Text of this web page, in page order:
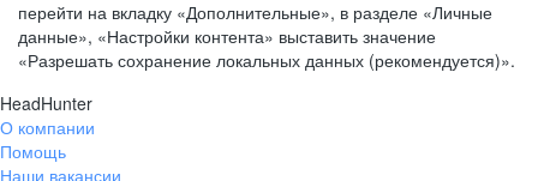
перейти на вкладку «Дополнительные», в разделе «Личные
данные», «Настройки контента» выставить значение
«Разрешать сохранение локальных данных (рекомендуется)».
HeadHunter
О компании
Помощь
Наши вакансии